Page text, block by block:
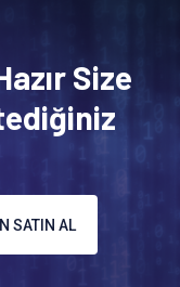
Size
SATIN AL